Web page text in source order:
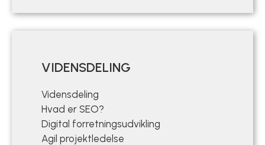
VIDENSDELING
Vidensdeling
Hvad er SEO?
Digital forretningsudvikling
Agil projektledelse